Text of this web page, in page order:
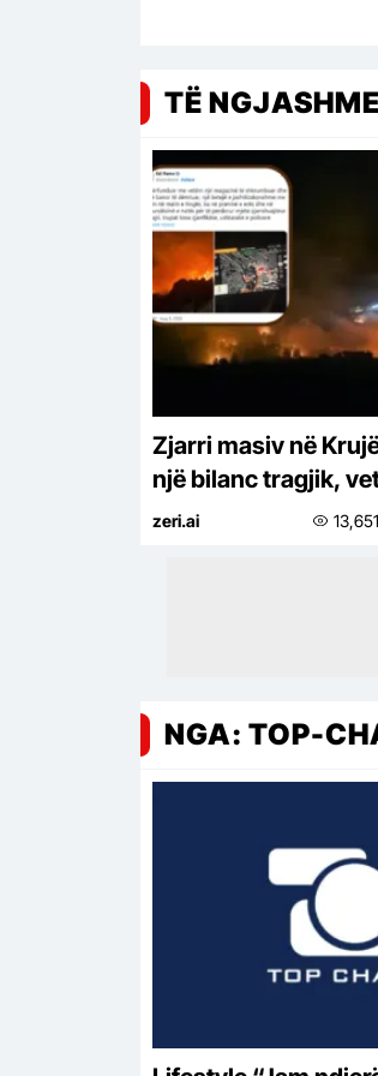
TË NGJASHME
Zjarri masiv në
një bilanc tragjik,
e shkrumbuar
zeri.ai 13,651
NGA: TOP-